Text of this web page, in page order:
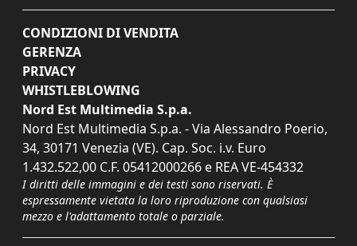
CONDIZIONI DI VENDITA
GERENZA
PRIVACY
WHISTLEBLOWING
Nord Est Multimedia S.p.a.
Nord Est Multimedia S.p.a. - Via Alessandro Poerio,
34, 30171 Venezia (VE). Cap. Soc. i.v. Euro
1.432.522,00 C.F. 05412000266 e REA VE-454332
I diritti delle immagini e dei testi sono riservati. È
espressamente vietata la loro riproduzione con qualsiasi
mezzo e l'adattamento totale o parziale.